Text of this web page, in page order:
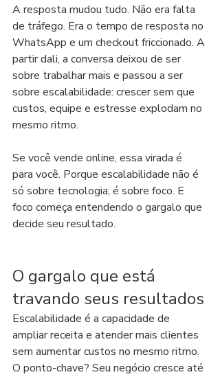
A resposta mudou tudo. Não era falta
de tráfego. Era o tempo de resposta no
WhatsApp e um checkout friccionado. A
partir dali, a conversa deixou de ser
sobre trabalhar mais e passou a ser
sobre escalabilidade: crescer sem que
custos, equipe e estresse explodam no
mesmo ritmo.
Se você vende online, essa virada é
para você. Porque escalabilidade não é
só sobre tecnologia; é sobre foco. E
foco começa entendendo o gargalo que
decide seu resultado.
O gargalo que está
travando seus resultados
Escalabilidade é a capacidade de
ampliar receita e atender mais clientes
sem aumentar custos no mesmo ritmo.
O ponto-chave? Seu negócio cresce até